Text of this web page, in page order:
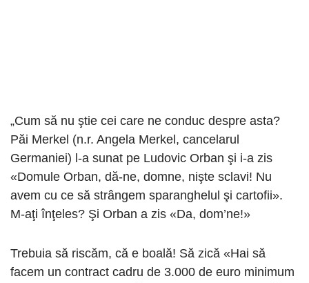
„Cum să nu ştie cei care ne conduc despre asta?
Păi Merkel (n.r. Angela Merkel, cancelarul
Germaniei) l-a sunat pe Ludovic Orban şi i-a zis
«Domule Orban, dă-ne, domne, nişte sclavi! Nu
avem cu ce să strângem sparanghelul şi cartofii».
M-aţi înţeles? Şi Orban a zis «Da, dom’ne!»
Trebuia să riscăm, că e boală! Să zică «Hai să
facem un contract cadru de 3.000 de euro minimum